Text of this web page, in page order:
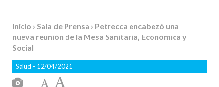
Inicio › Sala de Prensa › Petrecca encabezó una
nueva reunión de la Mesa Sanitaria, Económica y
Social
Salud - 12/04/2021